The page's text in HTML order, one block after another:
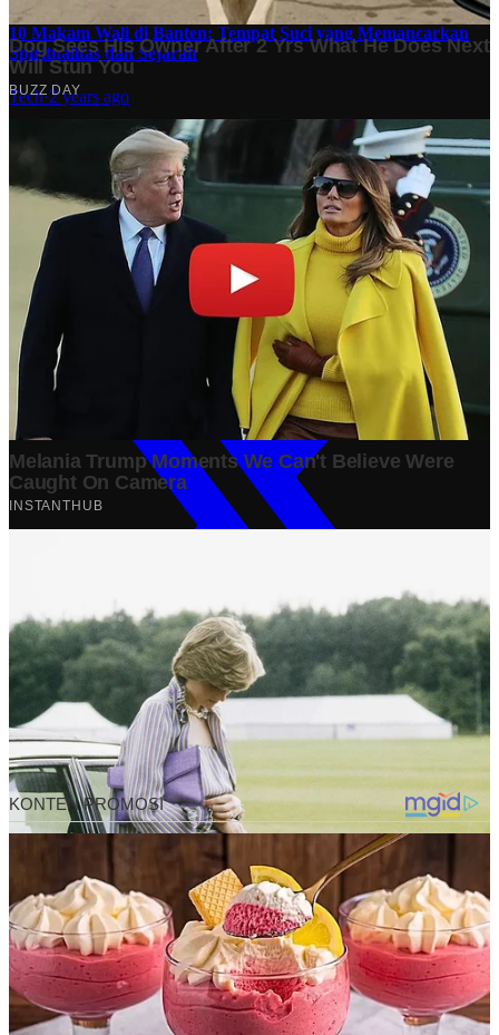
10 Makam Wali di Banten: Tempat Suci yang Memancarkan
Spiritualitas dan Sejarah
Tech·2 years ago
Analisis Bisnis Kopi Kenangan vs Point Coffee: Persaingan
dalam Industri Kopi Indonesia
Bisnis·1 year ago
Ekonomi
Share: